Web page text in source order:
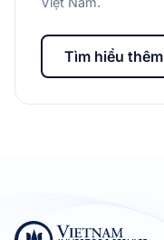
Tìm hiểu thêm